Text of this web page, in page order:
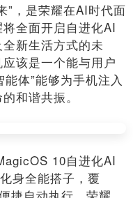
”，是荣耀在AI时代面
全面开启自进化AI
新生活方式的未
该是一个能与用户
体”能够为手机注入
和谐共振。
10自进化AI
身全能搭子，覆